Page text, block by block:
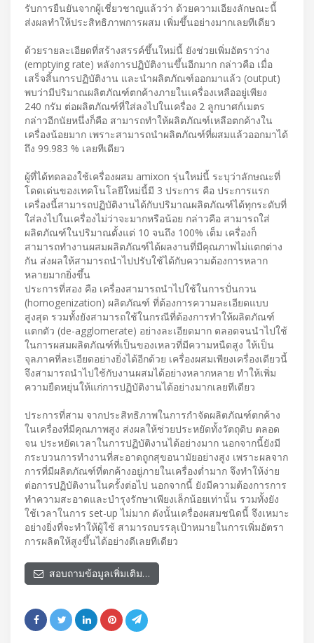
รับการยืนยันจากผู้เชี่ยวชาญแล้วว่า ด้วยความเอียงลักษณะนี้
ส่งผลทำให้ประสิทธิภาพการผสม เพิ่มขึ้นอย่างมากเลยทีเดียว
ด้วยรายละเอียดที่สร้างสรรค์ขึ้นใหม่นี้ ยังช่วยเพิ่มอัตราว่าง
(emptying rate) หลังการปฏิบัติงานขึ้นอีกมาก กล่าวคือ เมื่อ
เสร็จสิ้นการปฏิบัติงาน และนำผลิตภัณฑ์ออกมาแล้ว (output)
พบว่ามีปริมาณผลิตภัณฑ์ตกค้างภายในเครื่องเหลืออยู่เพียง
240 กรัม ต่อผลิตภัณฑ์ที่ใส่ลงไปในเครื่อง 2 ลูกบาศก์เมตร
กล่าวอีกนัยหนึ่งก็คือ สามารถทำให้ผลิตภัณฑ์เหลือตกค้างใน
เครื่องน้อยมาก เพราะสามารถนำผลิตภัณฑ์ที่ผสมแล้วออกมาได้
ถึง 99.983 % เลยทีเดียว
ผู้ที่ได้ทดลองใช้เครื่องผสม amixon รุ่นใหม่นี้ ระบุว่าลักษณะที่
โดดเด่นของเทคโนโลยีใหม่นี้มี 3 ประการ คือ ประการแรก
เครื่องนี้สามารถปฏิบัติงานได้กับปริมาณผลิตภัณฑ์ได้ทุกระดับที่
ใส่ลงไปในเครื่องไม่ว่าจะมากหรือน้อย กล่าวคือ สามารถใส่
ผลิตภัณฑ์ในปริมาณตั้งแต่ 10 จนถึง 100% เต็ม เครื่องก็
สามารถทำงานผสมผลิตภัณฑ์ได้ผลงานที่มีคุณภาพไม่แตกต่าง
กัน ส่งผลให้สามารถนำไปปรับใช้ได้กับความต้องการหลาก
หลายมากยิ่งขึ้น
ประการที่สอง คือ เครื่องสามารถนำไปใช้ในการปั่นกวน
(homogenization) ผลิตภัณฑ์ ที่ต้องการความละเอียดแบบ
สูงสุด รวมทั้งยังสามารถใช้ในกรณีที่ต้องการทำให้ผลิตภัณฑ์
แตกตัว (de-agglomerate) อย่างละเอียดมาก ตลอดจนนำไปใช้
ในการผสมผลิตภัณฑ์ที่เป็นของเหลวที่มีความหนืดสูง ให้เป็น
จุลภาคที่ละเอียดอย่างยิ่งได้อีกด้วย เครื่องผสมเพียงเครื่องเดียวนี้
จึงสามารถนำไปใช้กับงานผสมได้อย่างหลากหลาย ทำให้เพิ่ม
ความยืดหยุ่นให้แก่การปฏิบัติงานได้อย่างมากเลยทีเดียว
ประการที่สาม จากประสิทธิภาพในการกำจัดผลิตภัณฑ์ตกค้าง
ในเครื่องที่มีคุณภาพสูง ส่งผลให้ช่วยประหยัดทั้งวัตถุดิบ ตลอด
จน ประหยัดเวลาในการปฏิบัติงานได้อย่างมาก นอกจากนี้ยังมี
กระบวนการทำงานที่สะอาดถูกสุขอนามัยอย่างสูง เพราะผลจาก
การที่มีผลิตภัณฑ์ที่ตกค้างอยู่ภายในเครื่องต่ำมาก จึงทำให้ง่าย
ต่อการปฏิบัติงานในครั้งต่อไป นอกจากนี้ ยังมีความต้องการการ
ทำความสะอาดและบำรุงรักษาเพียงเล็กน้อยเท่านั้น รวมทั้งยัง
ใช้เวลาในการ set-up ไม่มาก ดังนั้นเครื่องผสมชนิดนี้ จึงเหมาะ
อย่างยิ่งที่จะทำให้ผู้ใช้ สามารถบรรลุเป้าหมายในการเพิ่มอัตรา
การผลิตให้สูงขึ้นได้อย่างดีเลยทีเดียว
สอบถามข้อมูลเพิ่มเติม…